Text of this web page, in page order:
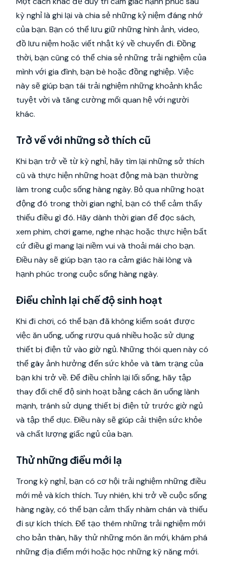
kỳ nghỉ là ghi lại và chia sẻ những kỷ niệm đáng nhớ
của bạn. Bạn có thể lưu giữ những hình ảnh, video,
đồ lưu niệm hoặc viết nhật ký về chuyến đi. Đồng
thời, bạn cũng có thể chia sẻ những trải nghiệm của
mình với gia đình, bạn bè hoặc đồng nghiệp. Việc
này sẽ giúp bạn tái trải nghiệm những khoảnh khắc
tuyệt vời và tăng cường mối quan hệ với người
khác.
Trở về với những sở thích cũ
Khi bạn trở về từ kỳ nghỉ, hãy tìm lại những sở thích
cũ và thực hiện những hoạt động mà bạn thường
làm trong cuộc sống hàng ngày. Bỏ qua những hoạt
động đó trong thời gian nghỉ, bạn có thể cảm thấy
thiếu điều gì đó. Hãy dành thời gian để đọc sách,
xem phim, chơi game, nghe nhạc hoặc thực hiện bất
cứ điều gì mang lại niềm vui và thoải mái cho bạn.
Điều này sẽ giúp bạn tạo ra cảm giác hài lòng và
hạnh phúc trong cuộc sống hàng ngày.
Điều chỉnh lại chế độ sinh hoạt
Khi đi chơi, có thể bạn đã không kiểm soát được
việc ăn uống, uống rượu quá nhiều hoặc sử dụng
thiết bị điện tử vào giờ ngủ. Những thói quen này có
thể gây ảnh hưởng đến sức khỏe và tâm trạng của
bạn khi trở về. Để điều chỉnh lại lối sống, hãy tập
thay đổi chế độ sinh hoạt bằng cách ăn uống lành
mạnh, tránh sử dụng thiết bị điện tử trước giờ ngủ
và tập thể dục. Điều này sẽ giúp cải thiện sức khỏe
và chất lượng giấc ngủ của bạn.
Thử những điều mới lạ
Trong kỳ nghỉ, bạn có cơ hội trải nghiệm những điều
mới mẻ và kích thích. Tuy nhiên, khi trở về cuộc sống
hàng ngày, có thể bạn cảm thấy nhàm chán và thiếu
đi sự kích thích. Để tạo thêm những trải nghiệm mới
cho bản thân, hãy thử những món ăn mới, khám phá
những địa điểm mới hoặc học những kỹ năng mới.